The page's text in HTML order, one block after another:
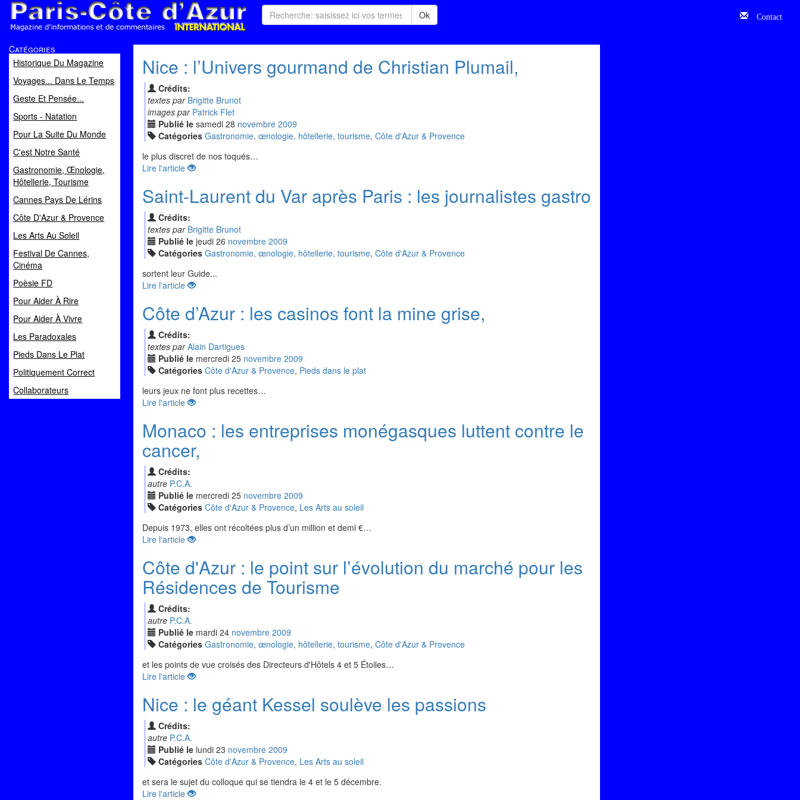
Magazine d'informations et de commentaires
Ok Contact
Catégories
Historique Du Magazine
Voyages... Dans Le Temps
Geste Et Pensée...
Sports - Natation
Pour La Suite Du Monde
C'est Notre Santé
Gastronomie, Œnologie,
Hôtellerie, Tourisme
Cannes Pays De Lérins
Côte D'Azur & Provence
Les Arts Au Soleil
Festival De Cannes,
Cinéma
Poèsie FD
Pour Aider À Rire
Pour Aider À Vivre
Les Paradoxales
Pieds Dans Le Plat
Politiquement Correct
Collaborateurs
Nice : l’Univers gourmand de Christian Plumail,
Crédits:
textes par Brigitte Brunot
images par Patrick Flet
Publié le samedi 28 novembre 2009
Catégories Gastronomie, œnologie, hôtellerie, tourisme, Côte d'Azur & Provence
le plus discret de nos toqués…
Lire l'article
Saint-Laurent du Var après Paris : les journalistes gastro
Crédits:
textes par Brigitte Brunot
Publié le jeudi 26 novembre 2009
Catégories Gastronomie, œnologie, hôtellerie, tourisme, Côte d'Azur & Provence
sortent leur Guide...
Lire l'article
Côte d’Azur : les casinos font la mine grise,
Crédits:
textes par Alain Dartigues
Publié le mercredi 25 novembre 2009
Catégories Côte d'Azur & Provence, Pieds dans le plat
leurs jeux ne font plus recettes…
Lire l'article
Monaco : les entreprises monégasques luttent contre le
cancer,
Crédits:
autre P.C.A.
Publié le mercredi 25 novembre 2009
Catégories Côte d'Azur & Provence, Les Arts au soleil
Depuis 1973, elles ont récoltées plus d’un million et demi €…
Lire l'article
Côte d'Azur : le point sur l’évolution du marché pour les
Résidences de Tourisme
Crédits:
autre P.C.A.
Publié le mardi 24 novembre 2009
Catégories Gastronomie, œnologie, hôtellerie, tourisme, Côte d'Azur & Provence
et les points de vue croisés des Directeurs d'Hôtels 4 et 5 Étoiles…
Lire l'article
Nice : le géant Kessel soulève les passions
Crédits:
autre P.C.A.
Publié le lundi 23 novembre 2009
Catégories Côte d'Azur & Provence, Les Arts au soleil
et sera le sujet du colloque qui se tiendra le 4 et le 5 décembre.
Lire l'article